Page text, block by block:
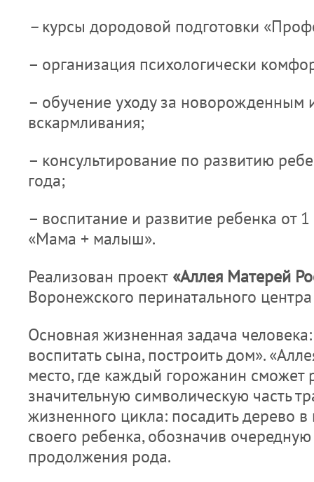
–курсы дородовой подготовки
– организация психологически
– обучение уходу за новорожденным
вскармливания;
– консультирование по развитию
года;
– воспитание и развитие ребенка от 1
«Мама + малыш».
Реализован проект «Аллея Матерей
Воронежского перинатального центра
Основная жизненная задача
воспитать сына, построить дом».
место, где каждый горожанин сможет
значительную символическую часть
жизненного цикла: посадить дерево
своего ребенка, обозначив
продолжения рода.